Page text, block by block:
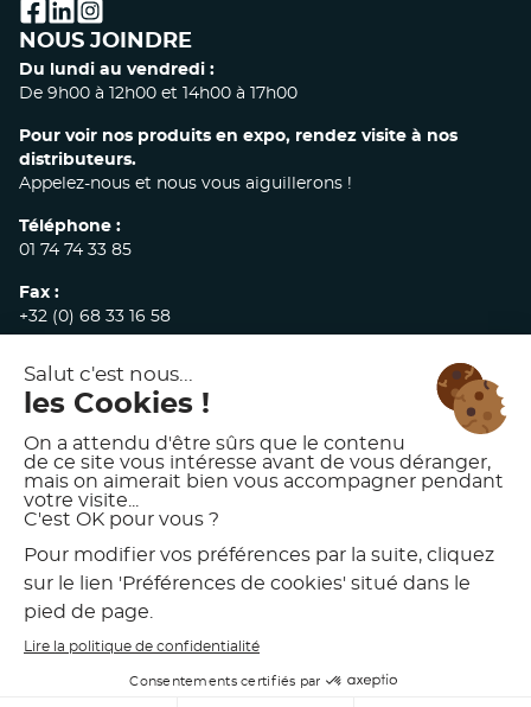
facebook
linkedin
instagram
NOUS JOINDRE
Du lundi au vendredi :
De 9h00 à 12h00 et 14h00 à 17h00
Pour voir nos produits en expo, rendez visite à nos
distributeurs.
Appelez-nous et nous vous aiguillerons !
Téléphone :
01 74 74 33 85
Fax :
+32 (0) 68 33 16 58
commandes@akw-medicare.com
© 2026 AKW INTERNATIONAL
MENTIONS LÉGALES
POLITIQUE DE CONFIDENTIALITÉ
CONDITIONS GÉNÉRALES DE VENTE
CHARTE D’UTILISATION DES VISUELS AKW